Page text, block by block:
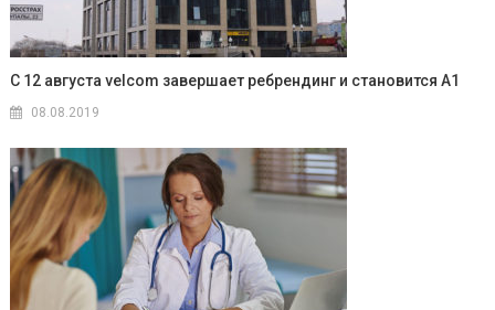
С 12 августа velcom завершает ребрендинг и становится A1
08.08.2019